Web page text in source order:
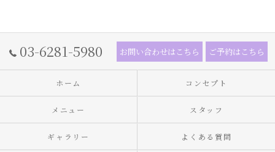
03-6281-5980 お問い合わせはこちら ご予約はこちら
ホーム コンセプト
メニュー スタッフ
ギャラリー よくある質問